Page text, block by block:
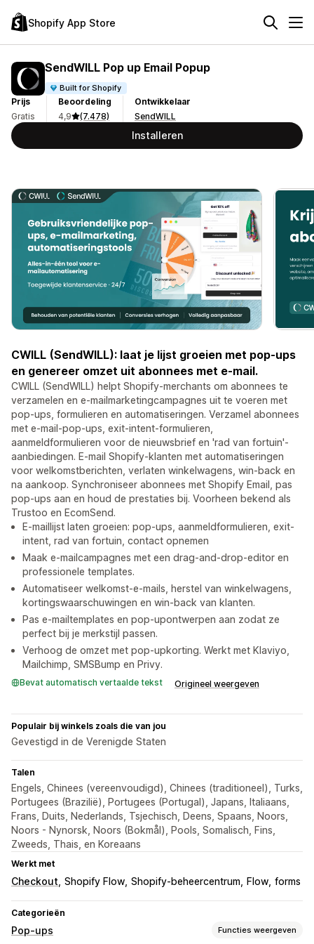
Shopify App Store
SendWILL Pop up Email Popup
Built for Shopify
Prijs
Gratis
Beoordeling
4,9
(7.478)
Ontwikkelaar
SendWILL
Installeren
CWILL (SendWILL): laat je lijst groeien met pop-ups
en genereer omzet uit abonnees met e-mail.
CWILL (SendWILL) helpt Shopify-merchants om abonnees te
verzamelen en e-mailmarketingcampagnes uit te voeren met
pop-ups, formulieren en automatiseringen. Verzamel abonnees
met e-mail-pop-ups, exit-intent-formulieren,
aanmeldformulieren voor de nieuwsbrief en 'rad van fortuin'-
aanbiedingen. E-mail Shopify-klanten met automatiseringen
voor welkomstberichten, verlaten winkelwagens, win-back en
na aankoop. Synchroniseer abonnees met Shopify Email, pas
pop-ups aan en houd de prestaties bij. Voorheen bekend als
Trustoo en EcomSend.
E-maillijst laten groeien: pop-ups, aanmeldformulieren, exit-
intent, rad van fortuin, contact opnemen
Maak e-mailcampagnes met een drag-and-drop-editor en
professionele templates.
Automatiseer welkomst-e-mails, herstel van winkelwagens,
kortingswaarschuwingen en win-back van klanten.
Pas e-mailtemplates en pop-upontwerpen aan zodat ze
perfect bij je merkstijl passen.
Verhoog de omzet met pop-upkorting. Werkt met Klaviyo,
Mailchimp, SMSBump en Privy.
Bevat automatisch vertaalde tekst Origineel weergeven
Populair bij winkels zoals die van jou
Gevestigd in de Verenigde Staten
Talen
Engels, Chinees (vereenvoudigd), Chinees (traditioneel), Turks,
Portugees (Brazilië), Portugees (Portugal), Japans, Italiaans,
Frans, Duits, Nederlands, Tsjechisch, Deens, Spaans, Noors,
Noors - Nynorsk, Noors (Bokmål), Pools, Somalisch, Fins,
Zweeds, Thais, en Koreaans
Werkt met
Checkout Shopify Flow Shopify-beheercentrum Flow forms
Categorieën
Pop-ups Functies weergeven